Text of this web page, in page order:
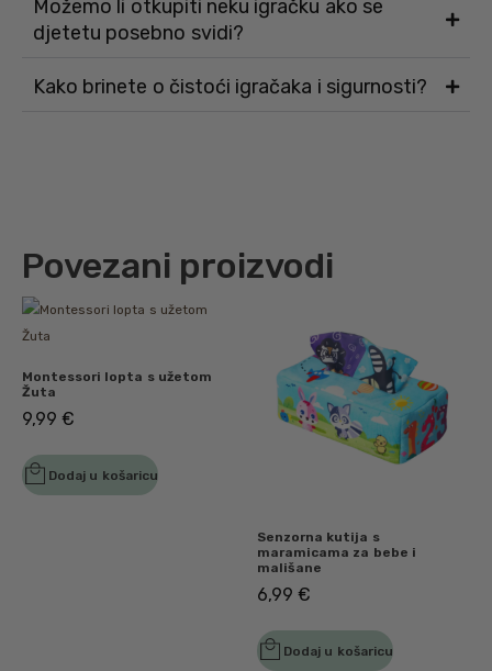
Možemo li otkupiti neku igračku ako se
djetetu posebno svidi?
Kako brinete o čistoći igračaka i sigurnosti?
Povezani proizvodi
Montessori lopta s užetom
Žuta
9,99€
Dodaj u košaricu
Senzorna kutija s
maramicama za bebe i
mališane
6,99€
Dodaj u košaricu